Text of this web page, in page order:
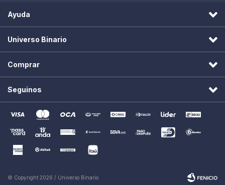
Ayuda
Universo Binario
Comprar
Seguinos
© Copyright 2026 / Universo Binario